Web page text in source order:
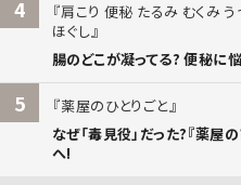
4
肩こり 便秘 たるみ むくみ
ほぐし
腸のどこが凝ってる? 便秘に悩
5
薬屋のひとりごと
なぜ「毒見役」だった?『薬屋
へ!